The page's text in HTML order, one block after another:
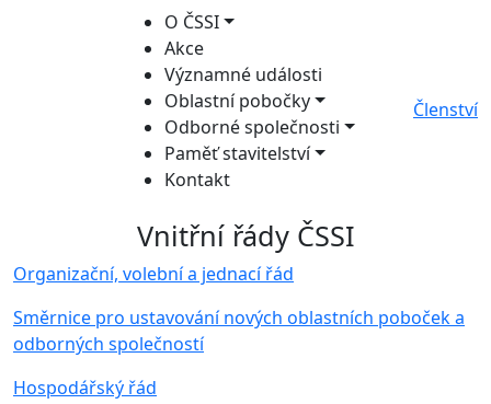
O ČSSI
Akce
Významné události
Oblastní pobočky
Odborné společnosti
Paměť stavitelství
Kontakt
Členství
Vnitřní řády ČSSI
Organizační, volební a jednací řád
Směrnice pro ustavování nových oblastních poboček a
odborných společností
Hospodářský řád